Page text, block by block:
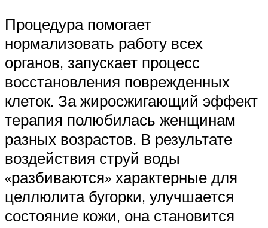
Процедура помогает
нормализовать работу всех
органов, запускает процесс
восстановления поврежденных
клеток. За жиросжигающий эффект
терапия полюбилась женщинам
разных возрастов. В результате
воздействия струй воды
«разбиваются» характерные для
целлюлита бугорки, улучшается
состояние кожи, она становится